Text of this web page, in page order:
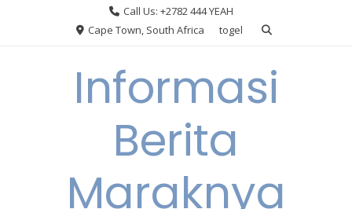
Call Us: +2782 444 YEAH
Cape Town, South Africa
togel
Informasi
Berita
Maraknya